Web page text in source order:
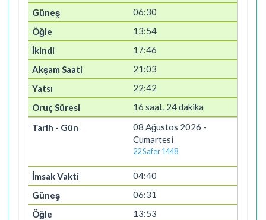
06:30
13:54
17:46
21:03
22:42
16 saat, 24 dakika
08 Ağustos 2026 -
Cumartesi
22 Safer 1448
04:40
06:31
13:53